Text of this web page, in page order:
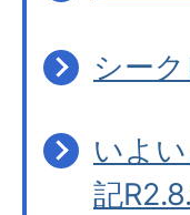
シー
いよ
記